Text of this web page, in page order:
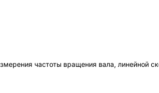
частоты вращения вала, линейной